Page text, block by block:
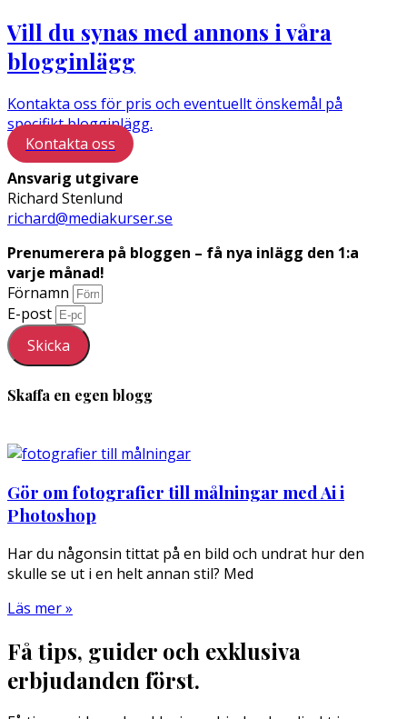
Vill du synas med annons i våra
blogginlägg
Kontakta oss för pris och eventuellt önskemål på
specifikt blogginlägg.
Kontakta oss
Ansvarig utgivare
Richard Stenlund
richard@mediakurser.se
Prenumerera på bloggen – få nya inlägg den 1:a
varje månad!
Förnamn
E-post
Skicka
Skaffa en egen blogg
Gör om fotografier till målningar med Ai i
Photoshop
Har du någonsin tittat på en bild och undrat hur den
skulle se ut i en helt annan stil? Med
Läs mer »
Få tips, guider och exklusiva
erbjudanden först.